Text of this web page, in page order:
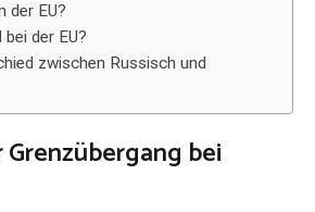
der EU?
der EU?
zwischen Russisch und
bei